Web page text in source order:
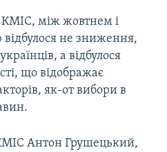
між жовтнем і
не зниження,
а відбулося
що відображає
як-от вибори в
Антон Грушецький,